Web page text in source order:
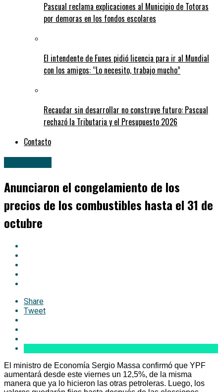
Pascual reclama explicaciones al Municipio de Totoras
por demoras en los fondos escolares
El intendente de Funes pidió licencia para ir al Mundial
con los amigos: “Lo necesito, trabajo mucho”
Recaudar sin desarrollar no construye futuro: Pascual
rechazó la Tributaria y el Presupuesto 2026
Contacto
Anunciaron el congelamiento de los
precios de los combustibles hasta el 31 de
octubre
Share
Tweet
El ministro de Economía Sergio Massa confirmó que YPF
aumentará desde este viernes un 12,5%, de la misma
manera que ya lo hicieron las otras petroleras. Luego, los